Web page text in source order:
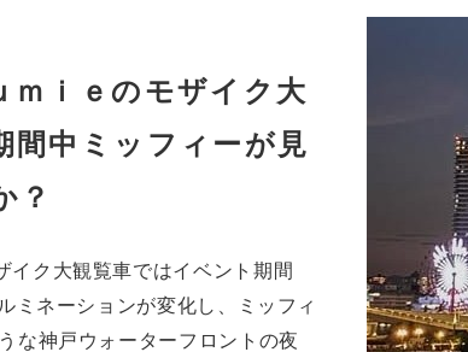
ｍｉｅのモザイク大
間中ミッフィーが見
？
イク大観覧車ではイベント期間
ミネーションが変化し、ミッフィ
な神戸ウォーターフロントの夜